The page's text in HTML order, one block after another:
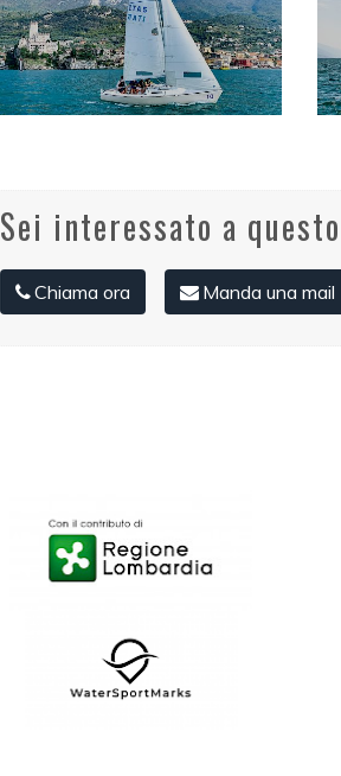
Sei interessato a
Chiama ora Manda una mail